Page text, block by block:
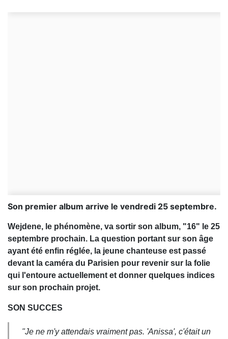
Son premier album arrive le vendredi 25 septembre.
Wejdene, le phénomène, va sortir son album, "16" le 25
septembre prochain. La question portant sur son âge
ayant été enfin réglée, la jeune chanteuse est passé
devant la caméra du Parisien pour revenir sur la folie
qui l'entoure actuellement et donner quelques indices
sur son prochain projet.
SON SUCCES
"Je ne m'y attendais vraiment pas. 'Anissa', c'était un